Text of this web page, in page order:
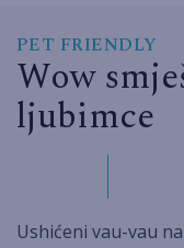
PET FRIENDLY
Wow
ljubimce
Ushićeni vau-vau